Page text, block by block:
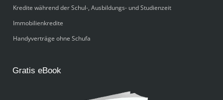
Kredite während der Schul-, Ausbildungs- und Studienzeit
Immobilienkredite
Handyverträge ohne Schufa
Gratis eBook